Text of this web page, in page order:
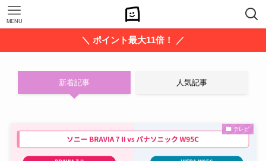
MENU
＼ ポイント最大11倍！ ／
新着記事 人気記事
テレビ